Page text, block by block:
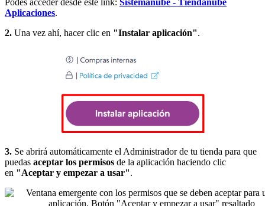
Podés acceder desde este link: Sistemanube - Tiendanube
Aplicaciones.
2. Una vez ahí, hacer clic en "Instalar aplicación".
3. Se abrirá automáticamente el Administrador de tu tienda para que
puedas aceptar los permisos de la aplicación haciendo clic
en "Aceptar y empezar a usar".